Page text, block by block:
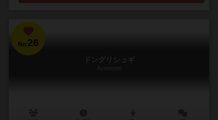
No.26
ドングリシュギ
Acornism